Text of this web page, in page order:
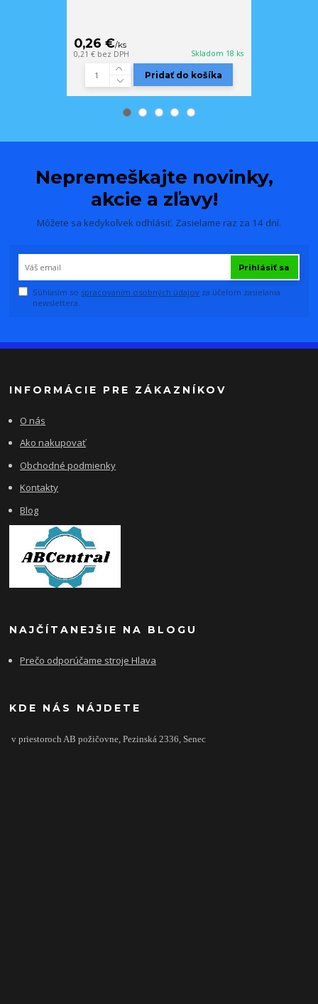
0,26 €/ks
0,21 € bez DPH Skladom 18 ks
Pridať do košíka
Nepremeškajte novinky,
akcie a zľavy!
Môžete sa kedykoľvek odhlásiť. Zasielame raz za 14 dní.
Prihlásiť sa
Súhlasím so spracovaním osobných údajov za účelom zasielania
newslettera.
INFORMÁCIE PRE ZÁKAZNÍKOV
O nás
Ako nakupovať
Obchodné podmienky
Kontakty
Blog
NAJČÍTANEJŠIE NA BLOGU
Prečo odporúčame stroje Hlava
KDE NÁS NÁJDETE
v priestoroch AB požičovne,Pezinská 2336, Senec